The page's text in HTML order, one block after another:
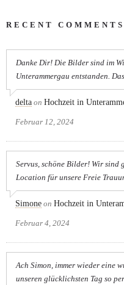
RECENT COMMENTS
Danke Dir! Die Bilder sind im
Unterammergau entstanden.
delta on Hochzeit in
Februar 12, 2024
Servus, schöne Bilder! Wir sind
Location für unsere Freie
Simone on Hochzeit in
Februar 4, 2024
Ach Simon, immer wieder eine
unseren glücklichsten Tag so